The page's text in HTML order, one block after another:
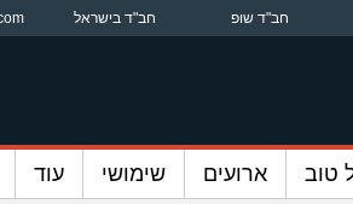
חב"ד שופ חב"ד בישראל
טוב ארועים שימושי עוד